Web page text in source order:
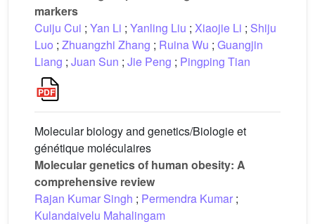
markers
Cuiju Cui ; Yan Li ; Yanling Liu ; Xiaojie Li ; Shiju
Luo ; Zhuangzhi Zhang ; Ruina Wu ; Guangjin
Liang ; Juan Sun ; Jie Peng ; Pingping Tian
Molecular biology and genetics/Biologie et
génétique moléculaires
Molecular genetics of human obesity: A
comprehensive review
Rajan Kumar Singh ; Permendra Kumar ;
Kulandaivelu Mahalingam